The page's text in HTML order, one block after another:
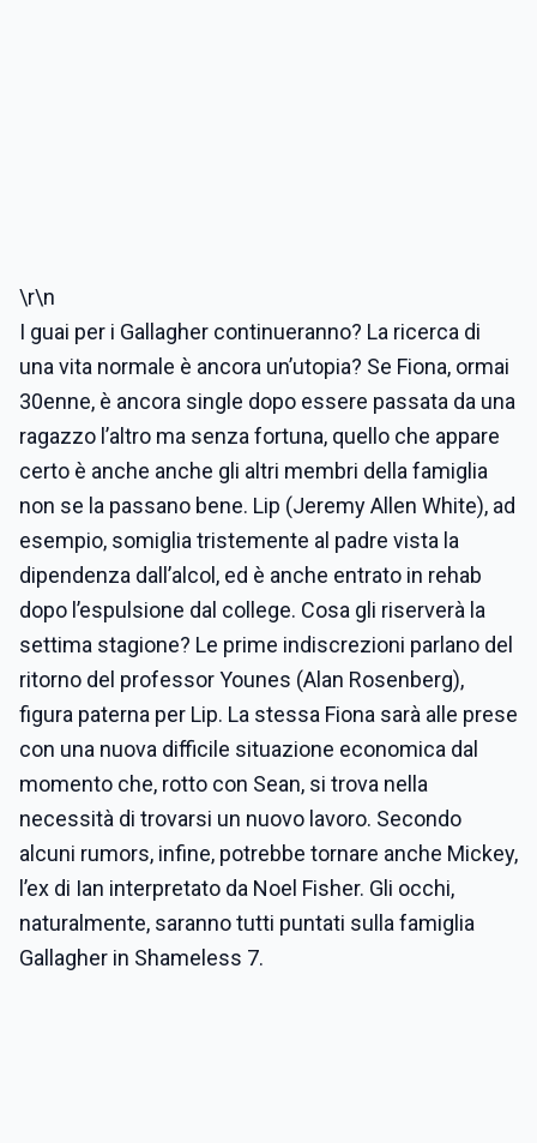
\r\n
I guai per i Gallagher continueranno? La ricerca di
una vita normale è ancora un’utopia? Se Fiona, ormai
30enne, è ancora single dopo essere passata da una
ragazzo l’altro ma senza fortuna, quello che appare
certo è anche anche gli altri membri della famiglia
non se la passano bene. Lip (Jeremy Allen White), ad
esempio, somiglia tristemente al padre vista la
dipendenza dall’alcol, ed è anche entrato in rehab
dopo l’espulsione dal college. Cosa gli riserverà la
settima stagione? Le prime indiscrezioni parlano del
ritorno del professor Younes (Alan Rosenberg),
figura paterna per Lip. La stessa Fiona sarà alle prese
con una nuova difficile situazione economica dal
momento che, rotto con Sean, si trova nella
necessità di trovarsi un nuovo lavoro. Secondo
alcuni rumors, infine, potrebbe tornare anche Mickey,
l’ex di Ian interpretato da Noel Fisher. Gli occhi,
naturalmente, saranno tutti puntati sulla famiglia
Gallagher in Shameless 7.